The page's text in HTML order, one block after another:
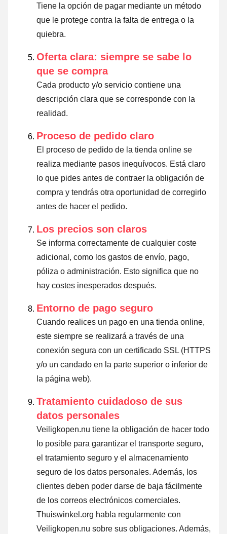
Tiene la opción de pagar mediante un método
que le protege contra la falta de entrega o la
quiebra.
Oferta clara: siempre se sabe lo
que se compra
Cada producto y/o servicio contiene una
descripción clara que se corresponde con la
realidad.
Proceso de pedido claro
El proceso de pedido de la tienda online se
realiza mediante pasos inequívocos. Está claro
lo que pides antes de contraer la obligación de
compra y tendrás otra oportunidad de corregirlo
antes de hacer el pedido.
Los precios son claros
Se informa correctamente de cualquier coste
adicional, como los gastos de envío, pago,
póliza o administración. Esto significa que no
hay costes inesperados después.
Entorno de pago seguro
Cuando realices un pago en una tienda online,
este siempre se realizará a través de una
conexión segura con un certificado SSL (HTTPS
y/o un candado en la parte superior o inferior de
la página web).
Tratamiento cuidadoso de sus
datos personales
Veiligkopen.nu tiene la obligación de hacer todo
lo posible para garantizar el transporte seguro,
el tratamiento seguro y el almacenamiento
seguro de los datos personales. Además, los
clientes deben poder darse de baja fácilmente
de los correos electrónicos comerciales.
Thuiswinkel.org habla regularmente con
Veiligkopen.nu sobre sus obligaciones. Además,